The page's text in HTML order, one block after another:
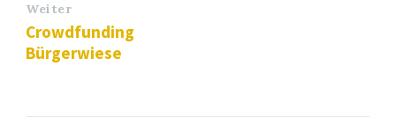
Weiter
Crowdfunding
Bürgerwiese